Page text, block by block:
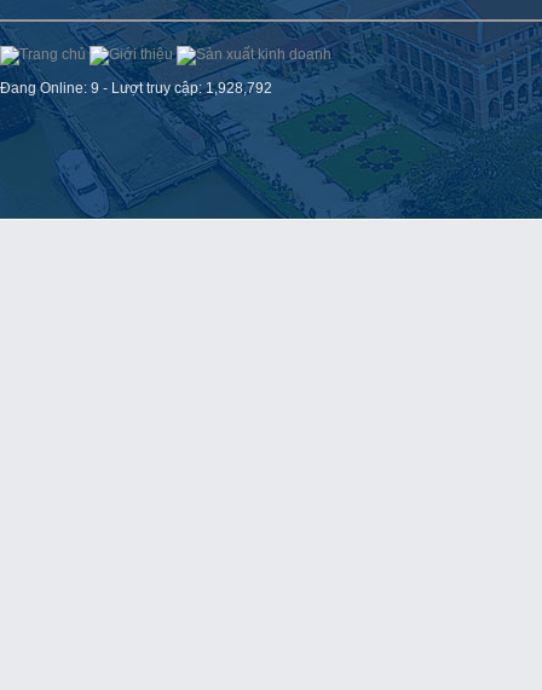
Đang Online: 9 - Lượt truy cập: 1,928,792